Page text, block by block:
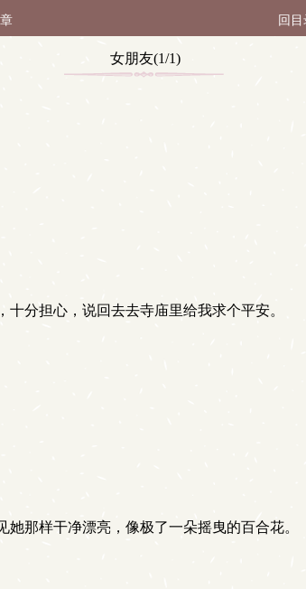
回目
女朋友(1/1)
分担心，说回去去寺庙里给我求个平安。
那样干净漂亮，像极了一朵摇曳的百合花。